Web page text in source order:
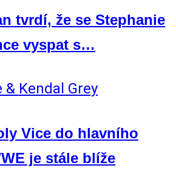
tvrdí, že se Stephanie
vyspat s…
Vice do hlavního
je stále blíže